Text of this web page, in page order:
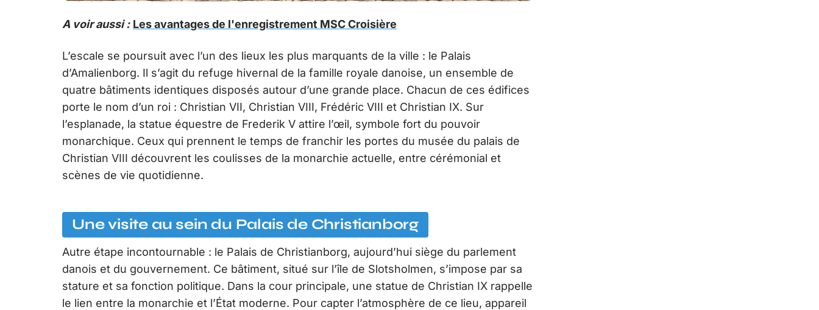
A voir aussi : Les avantages de l'enregistrement MSC Croisière
L’escale se poursuit avec l’un des lieux les plus marquants de la ville : le Palais
d’Amalienborg. Il s’agit du refuge hivernal de la famille royale danoise, un ensemble de
quatre bâtiments identiques disposés autour d’une grande place. Chacun de ces édifices
porte le nom d’un roi : Christian VII, Christian VIII, Frédéric VIII et Christian IX. Sur
l’esplanade, la statue équestre de Frederik V attire l’œil, symbole fort du pouvoir
monarchique. Ceux qui prennent le temps de franchir les portes du musée du palais de
Christian VIII découvrent les coulisses de la monarchie actuelle, entre cérémonial et
scènes de vie quotidienne.
Une visite au sein du Palais de Christianborg
Autre étape incontournable : le Palais de Christianborg, aujourd’hui siège du parlement
danois et du gouvernement. Ce bâtiment, situé sur l’île de Slotsholmen, s’impose par sa
stature et sa fonction politique. Dans la cour principale, une statue de Christian IX rappelle
le lien entre la monarchie et l’État moderne. Pour capter l’atmosphère de ce lieu, appareil